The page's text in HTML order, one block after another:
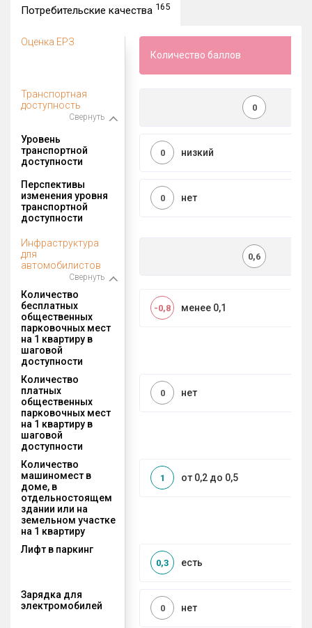
Потребительские качества 165
Оценка ЕРЗ
Количество баллов
Транспортная
доступность
Свернуть
0
Уровень
транспортной
доступности
низкий
0
Перспективы
изменения уровня
транспортной
доступности
нет
0
Инфраструктура
для
автомобилистов
Свернуть
0,6
Количество
бесплатных
общественных
парковочных мест
на 1 квартиру в
шаговой
доступности
менее 0,1
-0,8
Количество
платных
общественных
парковочных мест
на 1 квартиру в
шаговой
доступности
нет
0
Количество
машиномест в
доме, в
отдельностоящем
здании или на
земельном участке
на 1 квартиру
от 0,2 до 0,5
1
Лифт в паркинг
есть
0,3
Зарядка для
электромобилей
нет
0